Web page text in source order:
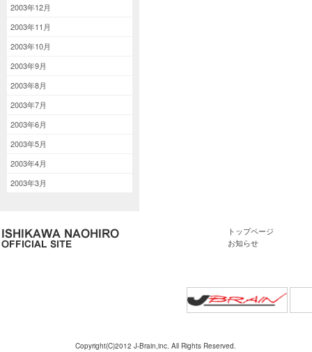
2003年12月
2003年11月
2003年10月
2003年9月
2003年8月
2003年7月
2003年6月
2003年5月
2003年4月
2003年3月
トップページ
お知らせ
Copyright(C)2012 J-Brain,inc. All Rights Reserved.